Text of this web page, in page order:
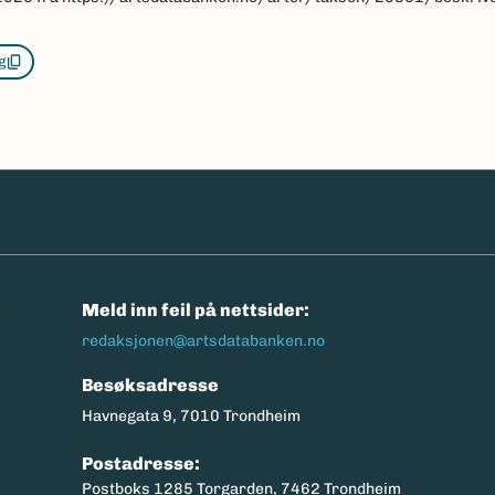
Meld inn feil på nettsider:
redaksjonen@artsdatabanken.no
Besøksadresse
Havnegata 9, 7010 Trondheim
Postadresse:
Postboks 1285 Torgarden, 7462 Trondheim